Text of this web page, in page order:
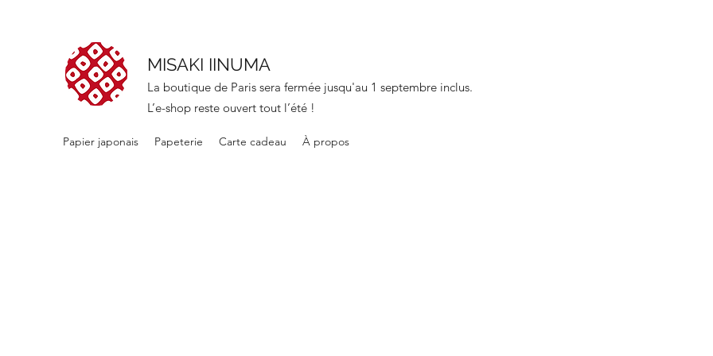
MISAKI IINUMA
La boutique de Paris sera fermée jusqu'au 1 septembre inclus.
L’e-shop reste ouvert tout l’été !
Papier japonais Papeterie Carte cadeau À propos